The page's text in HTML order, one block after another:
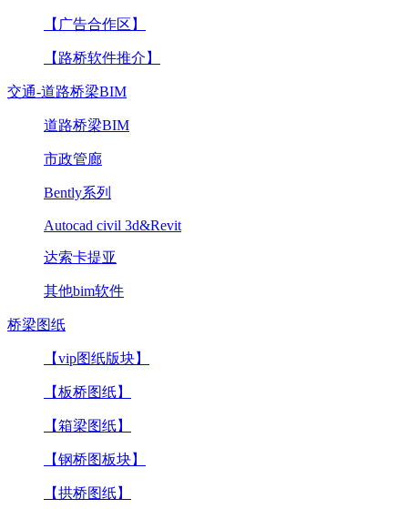
【广告合作区】
【路桥软件推介】
交通-道路桥梁BIM
道路桥梁BIM
市政管廊
Bently系列
Autocad civil 3d&Revit
达索卡提亚
其他bim软件
桥梁图纸
【vip图纸版块】
【板桥图纸】
【箱梁图纸】
【钢桥图板块】
【拱桥图纸】